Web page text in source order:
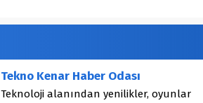
Tekno Kenar Haber Odası
Teknoloji alanından yenilikler, oyunlar